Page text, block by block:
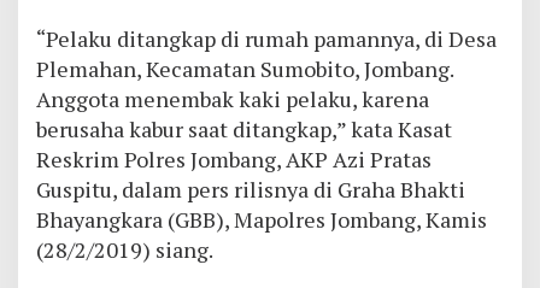
“Pelaku ditangkap di rumah pamannya, di Desa
Plemahan, Kecamatan Sumobito, Jombang.
Anggota menembak kaki pelaku, karena
berusaha kabur saat ditangkap,” kata Kasat
Reskrim Polres Jombang, AKP Azi Pratas
Guspitu, dalam pers rilisnya di Graha Bhakti
Bhayangkara (GBB), Mapolres Jombang, Kamis
(28/2/2019) siang.